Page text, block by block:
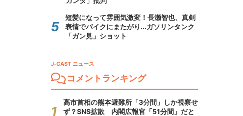
短髪になって雰囲気激変！長瀬智也、真剣
表情でバイクにまたがり...ガソリンタンク
「ガン見」ショット
J-CAST ニュース
コメントランキング
高市首相の熊本避難所「3分間」しか視察せ
ず？SNS拡散 内閣広報官「51分間」だと